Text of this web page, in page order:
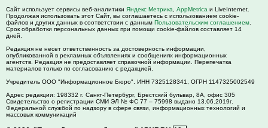
Сайт использует сервисы веб-аналитики Яндекс Метрика AppMetrica и LiveInternet.
Продолжая использовать этот Сайт, вы соглашаетесь с использованием cookie-
файлов и других данных в соответствии с данным Пользовательским соглашением
Срок обработки персональных данных при помощи cookie-файлов составляет 14
дней.
Редакция не несет ответственность за достоверность информации,
опубликованной в рекламных объявлениях и сообщениях информационных
агентств. Редакция не предоставляет справочной информации. Перепечатка
материалов только по согласованию с редакцией.
Учредитель ООО "Информационное Бюро". ИНН 7325128341, ОГРН 1147325002549
Адрес редакции: 198332 г. Санкт-Петербург, Брестский бульвар, 8А, офис 305
Свидетельство о регистрации СМИ ЭЛ № ФС 77 – 75998 выдано 13.06.2019г.
Федеральной службой по надзору в сфере связи, информационных технологий и
массовых коммуникаций